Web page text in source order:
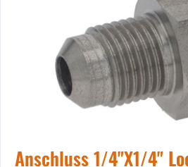
Anschluss 1/4"X1/4"